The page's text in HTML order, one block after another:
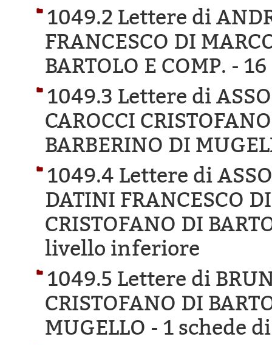
1049.2 Lettere di
FRANCESCO DI
BARTOLO E COMP. -
1049.3 Lettere di
CAROCCI
BARBERINO DI
1049.4 Lettere di
DATINI FRANCESCO
CRISTOFANO DI
livello inferiore
1049.5 Lettere di
CRISTOFANO DI
MUGELLO - 1 schede